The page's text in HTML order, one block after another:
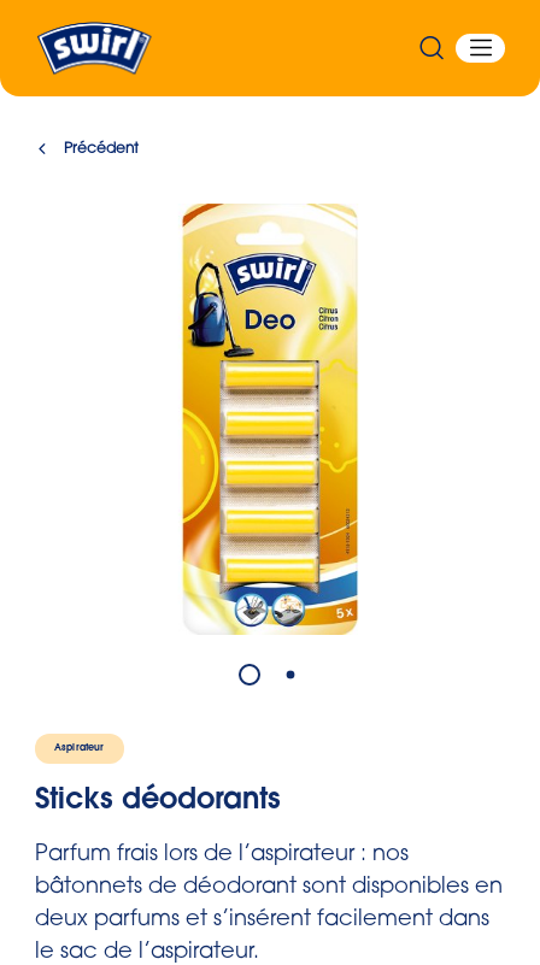
Précédent
Aspirateur
Sticks déodorants
Parfum frais lors de l’aspirateur : nos
bâtonnets de déodorant sont disponibles en
deux parfums et s’insérent facilement dans
le sac de l’aspirateur.